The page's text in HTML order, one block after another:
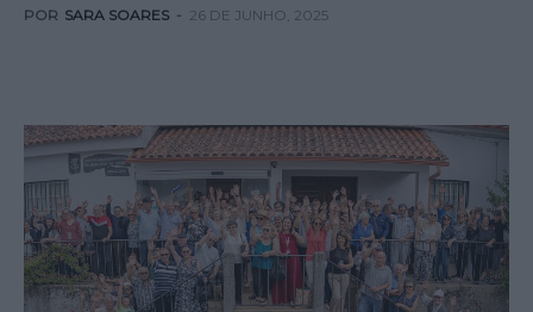
POR SARA SOARES - 26 DE JUNHO, 2025